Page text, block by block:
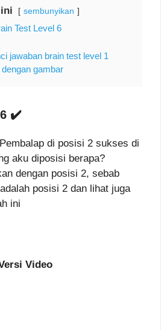
sembunyikan
Test Level 6
jawaban brain test level 1
gambar
✔️
di posisi 2 sukses di
aku diposisi berapa?
dengan posisi 2, sebab
posisi 2 dan lihat juga
ini
Video